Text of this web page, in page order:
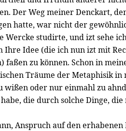
Der Weg meiner Denckart,
hatte, war nicht der
Wercke studirte, und izt sehe
Ihre Idee (die ich nun izt mit
faßen zu können. Schon in
Träume der Metaphisik in
wißen oder nur einmahl zu
die durch solche Dinge,
Anspruch auf den erhabenen